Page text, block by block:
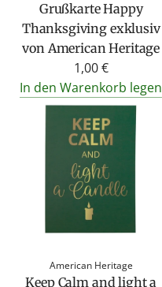
Grußkarte Happy
Thanksgiving exklusiv
von American Heritage
1,00 €
In den Warenkorb legen
American Heritage
Keep Calm and light a